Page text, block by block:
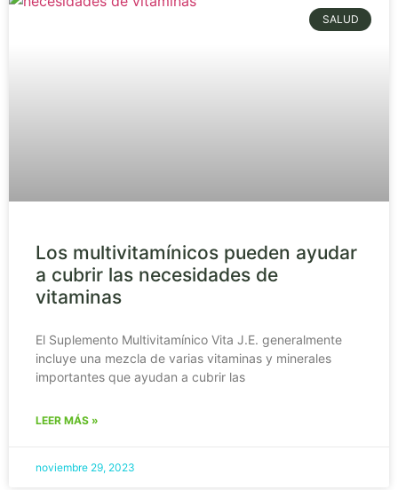
SALUD
Los multivitamínicos pueden ayudar
a cubrir las necesidades de
vitaminas
El Suplemento Multivitamínico Vita J.E. generalmente
incluye una mezcla de varias vitaminas y minerales
importantes que ayudan a cubrir las
LEER MÁS »
noviembre 29, 2023